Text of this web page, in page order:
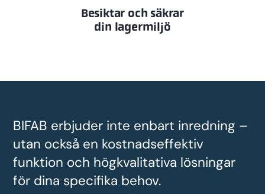
Besiktar och säkrar
din lagermiljö
BIFAB erbjuder inte enbart inredning –
utan också en kostnadseffektiv
funktion och högkvalitativa lösningar
för dina specifika behov.